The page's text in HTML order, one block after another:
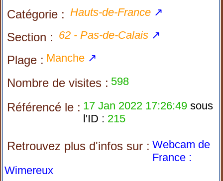
Catégorie : Hauts-de-France ↗
Section : 62 - Pas-de-Calais ↗
Plage : Manche ↗
Nombre de visites : 598
Référencé le : 17 Jan 2022 17:26:49 sous
l'ID : 215
Retrouvez plus d'infos sur : Webcam de
France :
Wimereux